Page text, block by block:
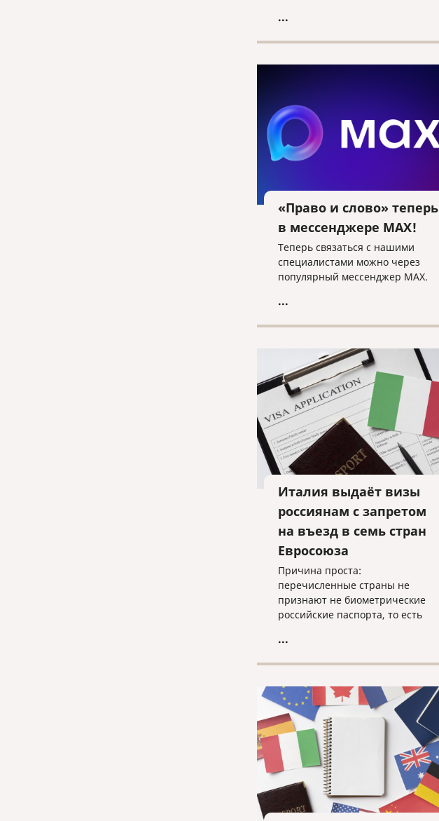
...
«Право и слово» теперь
в мессенджере MAX!
Теперь связаться с нашими
специалистами можно через
популярный мессенджер MAX.
...
Италия выдаёт визы
россиянам с запретом
на въезд в семь стран
Евросоюза
Причина проста:
перечисленные страны не
признают не биометрические
российские паспорта, то есть
электронный чип.
...